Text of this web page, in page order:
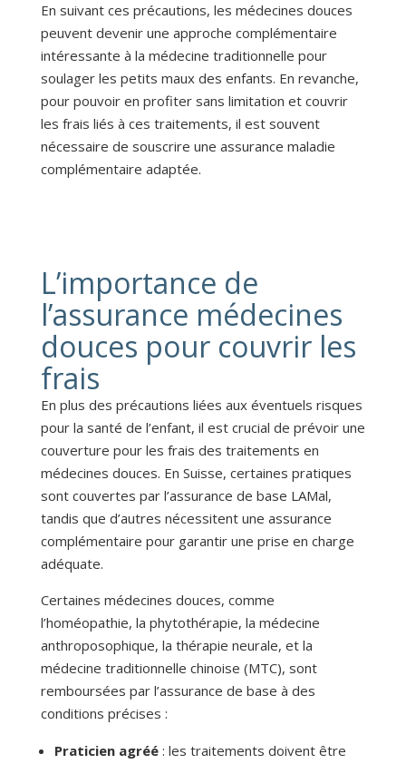
En suivant ces précautions, les médecines douces
peuvent devenir une approche complémentaire
intéressante à la médecine traditionnelle pour
soulager les petits maux des enfants. En revanche,
pour pouvoir en profiter sans limitation et couvrir
les frais liés à ces traitements, il est souvent
nécessaire de souscrire une assurance maladie
complémentaire adaptée.
L’importance de
l’assurance médecines
douces pour couvrir les
frais
En plus des précautions liées aux éventuels risques
pour la santé de l’enfant, il est crucial de prévoir une
couverture pour les frais des traitements en
médecines douces. En Suisse, certaines pratiques
sont couvertes par l’assurance de base LAMal,
tandis que d’autres nécessitent une assurance
complémentaire pour garantir une prise en charge
adéquate.
Certaines médecines douces, comme
l’homéopathie, la phytothérapie, la médecine
anthroposophique, la thérapie neurale, et la
médecine traditionnelle chinoise (MTC), sont
remboursées par l’assurance de base à des
conditions précises :
Praticien agréé: les traitements doivent être